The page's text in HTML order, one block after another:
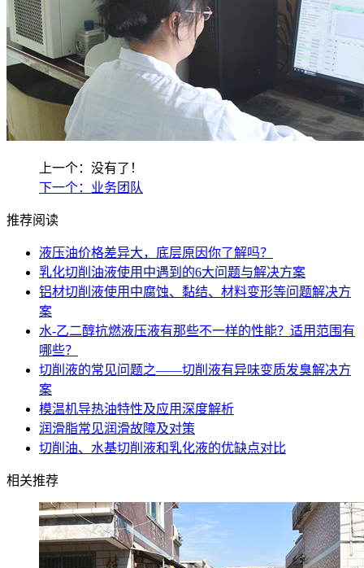
上一个：没有了！
下一个：业务团队
推荐阅读
液压油价格差异大，底层原因你了解吗？
乳化切削油液使用中遇到的6大问题与解决方案
铝材切削液使用中腐蚀、黏结、材料变形等问题解决方
案
水-乙二醇抗燃液压液有那些不一样的性能？适用范围有
哪些？
切削液的常见问题之——切削液有异味变质发臭解决方
案
模温机导热油特性及应用深度解析
润滑脂常见润滑故障及对策
切削油、水基切削液和乳化液的优缺点对比
相关推荐